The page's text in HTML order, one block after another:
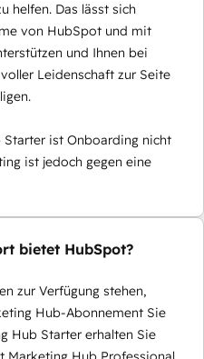
helfen. Das lässt sich
von HubSpot und mit
und Ihnen bei
Leidenschaft zur Seite
ist Onboarding nicht
ist jedoch gegen eine
bietet HubSpot?
zur Verfügung stehen,
Hub-Abonnement Sie
Hub Starter erhalten Sie